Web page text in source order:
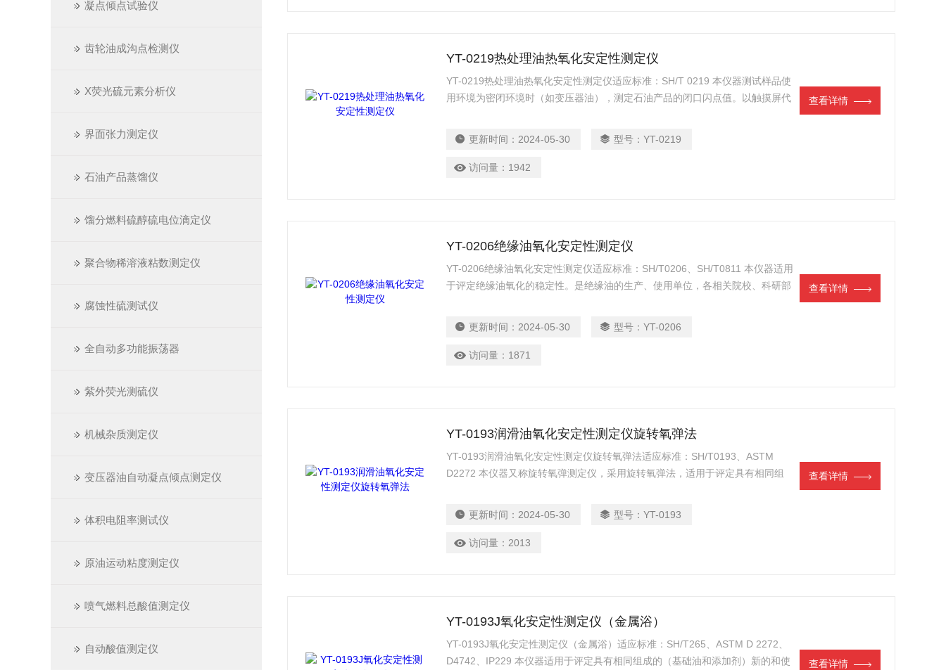
凝点倾点试验仪
齿轮油成沟点检测仪
X荧光硫元素分析仪
界面张力测定仪
石油产品蒸馏仪
馏分燃料硫醇硫电位滴定仪
聚合物稀溶液粘数测定仪
腐蚀性硫测试仪
全自动多功能振荡器
紫外荧光测硫仪
机械杂质测定仪
变压器油自动凝点倾点测定仪
体积电阻率测试仪
原油运动粘度测定仪
喷气燃料总酸值测定仪
自动酸值测定仪
YT-0219热处理油热氧化安定性测定仪
YT-0219热处理油热氧化安定性测定仪适应标准：SH/T 0219 本仪器测试样品使
用环境为密闭环境时（如变压器油），测定石油产品的闭口闪点值。以触摸屏代
更新时间： 2024-05-30 型号：YT-0219
访问量： 1942
查看详情
YT-0206绝缘油氧化安定性测定仪
YT-0206绝缘油氧化安定性测定仪适应标准：SH/T0206、SH/T0811 本仪器适用
于评定绝缘油氧化的稳定性。是绝缘油的生产、使用单位，各相关院校、科研部
更新时间： 2024-05-30 型号：YT-0206
访问量： 1871
查看详情
YT-0193润滑油氧化安定性测定仪旋转氧弹法
YT-0193润滑油氧化安定性测定仪旋转氧弹法适应标准：SH/T0193、ASTM
D2272 本仪器又称旋转氧弹测定仪，采用旋转氧弹法，适用于评定具有相同组
更新时间： 2024-05-30 型号：YT-0193
访问量： 2013
查看详情
YT-0193J氧化安定性测定仪（金属浴）
YT-0193J氧化安定性测定仪（金属浴）适应标准：SH/T265、ASTM D 2272、
D4742、IP229 本仪器适用于评定具有相同组成的（基础油和添加剂）新的和使
查看详情